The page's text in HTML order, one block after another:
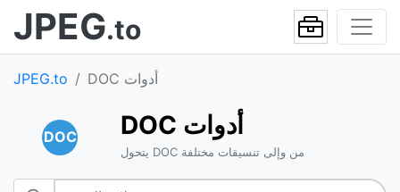
JPEG.to
JPEG.to DOC أدوات
DOC DOC أدوات
يتحول DOC من وإلى تنسيقات مختلفة